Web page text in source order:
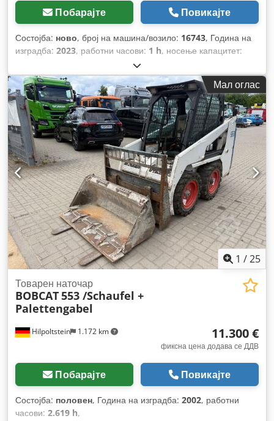
Побарајте Повикајте
Состојба: ново, број на машина/возило: 16743, Година на
изградба: 2023, работни часови: 1 h, носење капацитет:
, висина на подигнување:
подигање:1.545 мм, центар на товарот:500 мм, тип на
гориво:електричен, тип на јарбол:триплекс, градежна
височина:2.130 мм, напон на батеријата:48 V, должина на
вилушките:1.200 мм, големина на предната гума:18x7-8,
димензија на задна гума:15x4,5-8, вкупна тежина:3.140 кг,
Мал оглас
1 /25
Hilpoltstein 1.172 km
Товарен наточар
BOBCAT553 /Schaufel +
Palettengabel
11.300 €
фиксна цена додава се ДДВ
Побарајте Повикајте
Состојба: половен, Година на изградба: 2002, работни
часови: 2.619 h,